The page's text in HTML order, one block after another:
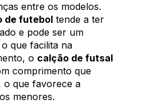
entre os modelos.
de futebol tende a ter
e pode ser um
que facilita na
o calção de futsal
comprimento que
o que favorece a
menores.